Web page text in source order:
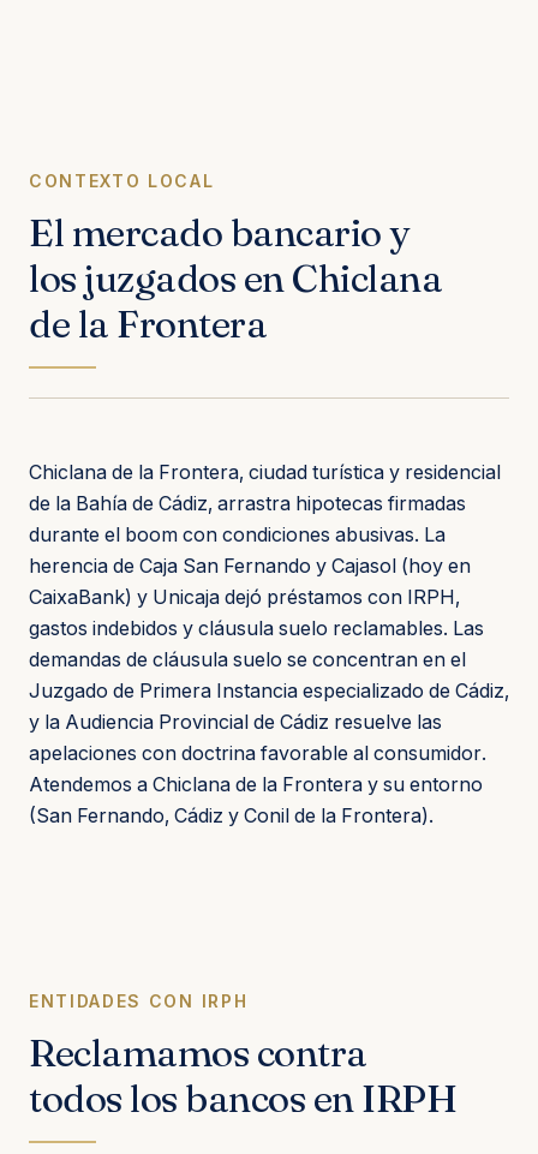
CONTEXTO LOCAL
El mercado bancario y
los juzgados en Chiclana
de la Frontera
Chiclana de la Frontera, ciudad turística y residencial
de la Bahía de Cádiz, arrastra hipotecas firmadas
durante el boom con condiciones abusivas. La
herencia de Caja San Fernando y Cajasol (hoy en
CaixaBank) y Unicaja dejó préstamos con IRPH,
gastos indebidos y cláusula suelo reclamables. Las
demandas de cláusula suelo se concentran en el
Juzgado de Primera Instancia especializado de Cádiz,
y la Audiencia Provincial de Cádiz resuelve las
apelaciones con doctrina favorable al consumidor.
Atendemos a Chiclana de la Frontera y su entorno
(San Fernando, Cádiz y Conil de la Frontera).
ENTIDADES CON IRPH
Reclamamos contra
todos los bancos en IRPH